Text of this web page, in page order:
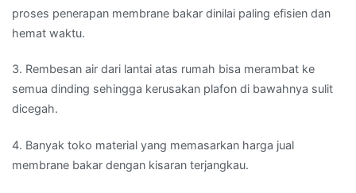
proses penerapan membrane bakar dinilai paling efisien dan
hemat waktu.
3. Rembesan air dari lantai atas rumah bisa merambat ke
semua dinding sehingga kerusakan plafon di bawahnya sulit
dicegah.
4. Banyak toko material yang memasarkan harga jual
membrane bakar dengan kisaran terjangkau.